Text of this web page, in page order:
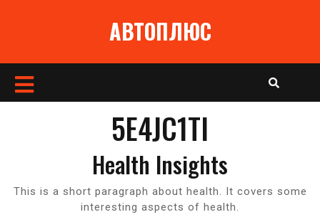
АВТОПЛЮС
Кнопка
5E4JC1TI
Health Insights
This is a short paragraph about health. It covers some
interesting aspects of health.